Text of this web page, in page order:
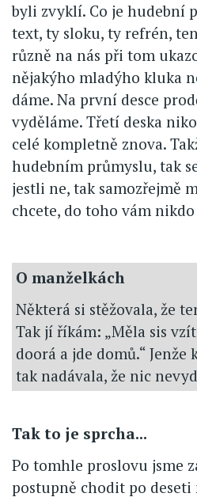
byli zvyklí. Co je hudební
text, ty sloku, ty refrén,
různě na nás při tom
nějakýho mladýho kluka
dáme. Na první desce
vyděláme. Třetí deska
celé kompletně znova.
hudebním průmyslu, tak
jestli ne, tak samozřejmě
chcete, do toho vám
O manželkách
Některá si stěžovala, že
Tak jí říkám: „Měla sis
doorá a jde domů.“ Jenže
tak nadávala, že nic
Tak to je sprcha...
Po tomhle proslovu jsme
postupně chodit po